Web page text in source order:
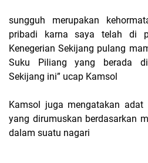
sungguh merupakan
pribadi karna saya telah di
Kenegerian Sekijang pulang
Suku Piliang yang berada di
Sekijang ini” ucap Kamsol
Kamsol juga mengatakan
yang dirumuskan berdasarkan
dalam suatu nagari